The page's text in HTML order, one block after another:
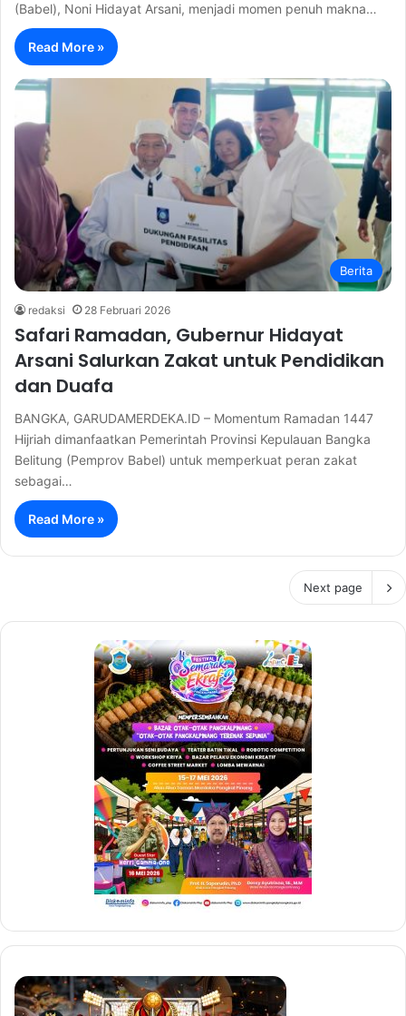
(Babel), Noni Hidayat Arsani, menjadi momen penuh makna…
Read More »
Berita
redaksi 28 Februari 2026
Safari Ramadan, Gubernur Hidayat
Arsani Salurkan Zakat untuk Pendidikan
dan Duafa
BANGKA, GARUDAMERDEKA.ID – Momentum Ramadan 1447
Hijriah dimanfaatkan Pemerintah Provinsi Kepulauan Bangka
Belitung (Pemprov Babel) untuk memperkuat peran zakat
sebagai…
Read More »
Next page